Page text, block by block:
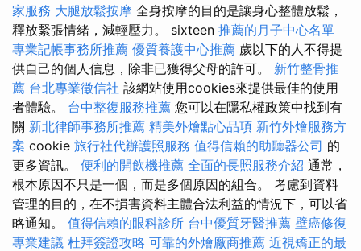
家服務 大腿放鬆按摩 全身按摩的目的是讓身心整體放鬆，
釋放緊張情緒，減輕壓力。 sixteen 推薦的月子中心名單
專業記帳事務所推薦 優質養護中心推薦 歲以下的人不得提
供自己的個人信息，除非已獲得父母的許可。 新竹整骨推
薦 台北專業徵信社 該網站使用cookies來提供最佳的使用
者體驗。 台中整復服務推薦 您可以在隱私權政策中找到有
關 新北律師事務所推薦 精美外燴點心品項 新竹外燴服務方
案 cookie 旅行社代辦護照服務 值得信賴的助聽器公司 的
更多資訊。 便利的開飲機推薦 全面的長照服務介紹 通常，
根本原因不只是一個，而是多個原因的組合。 考慮到資料
管理的目的，在不損害資料主體合法利益的情況下，可以省
略通知。 值得信賴的眼科診所 台中優質牙醫推薦 壁癌修復
專業建議 杜拜簽證攻略 可靠的外燴廠商推薦 近視矯正的最